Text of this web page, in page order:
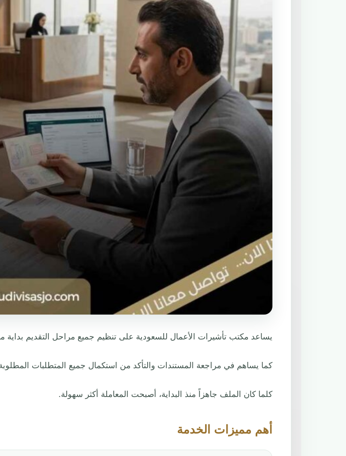
يساعد مكتب تأشيرات الأعمال للسعودية على تنظيم جميع مراحل التقديم بداية
كما يساهم في مراجعة المستندات والتأكد من استكمال جميع المتطلبات
كلما كان الملف جاهزاً منذ البداية، أصبحت المعاملة أكثر سهولة.
أهم مميزات الخدمة